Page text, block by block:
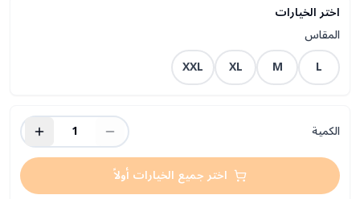
اختر الخيارات
المقاس
L
M
XL
XXL
الكمية
1
اختر جميع الخيارات أولاً